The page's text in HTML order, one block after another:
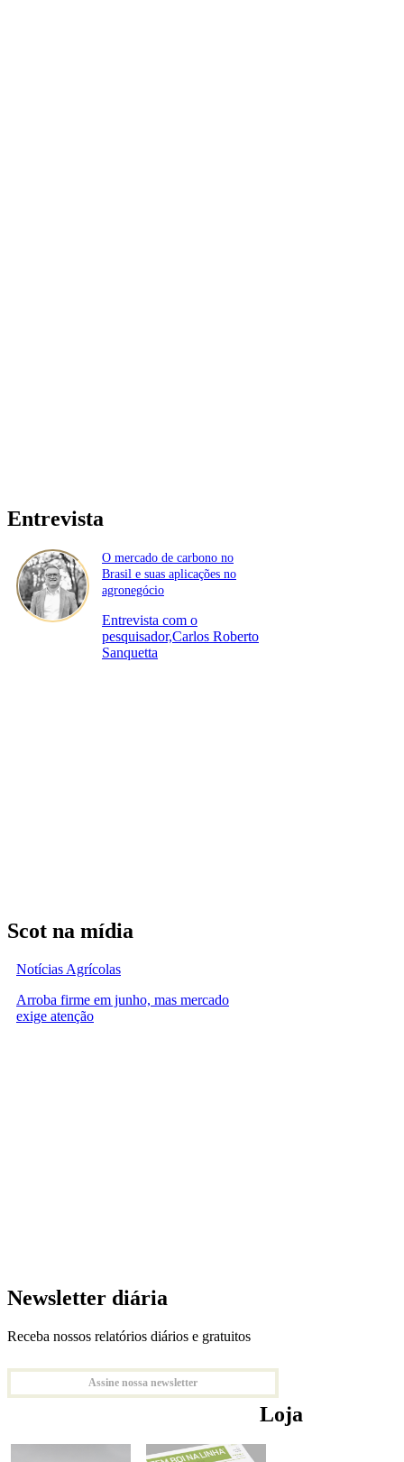
Entrevista
O mercado de carbono no
Brasil e suas aplicações no
agronegócio
Entrevista com o
pesquisador,Carlos Roberto
Sanquetta
Scot na mídia
Notícias Agrícolas
Arroba firme em junho, mas mercado
exige atenção
Newsletter diária
Receba nossos relatórios diários e gratuitos
Assine nossa newsletter
Loja